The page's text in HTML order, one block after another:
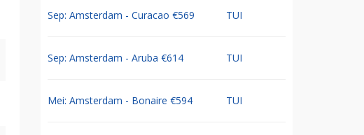
Sep: Amsterdam - Curacao €569 TUI
Sep: Amsterdam - Aruba €614 TUI
Mei: Amsterdam - Bonaire €594 TUI